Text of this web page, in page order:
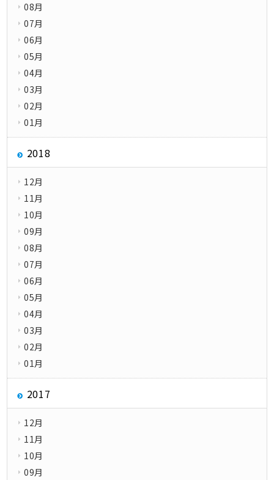
08月
07月
06月
05月
04月
03月
02月
01月
2018
12月
11月
10月
09月
08月
07月
06月
05月
04月
03月
02月
01月
2017
12月
11月
10月
09月